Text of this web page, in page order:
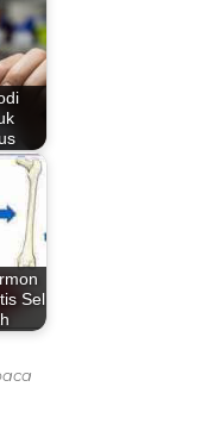
Sel